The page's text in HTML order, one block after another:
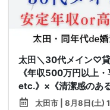
太田＼30代メイン♡
《年収500万円以上
etc.》×《清潔感のあ
太田市 | 8月8日(土)